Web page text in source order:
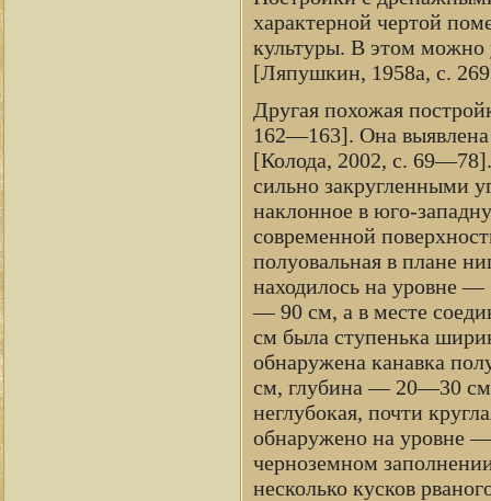
характерной чертой
культуры. В этом можно
[Ляпушкин, 1958а, с.
Другая похожая
162—163]. Она выявлена
[Колода, 2002, с.
сильно закругленными
наклонное в юго-
современной
полуовальная в плане
находилось на уровне
— 90 см, а в месте
см была ступенька
обнаружена канавка
см, глубина — 20—30 см
неглубокая, почти
обнаружено на уровне
черноземном
несколько кусков